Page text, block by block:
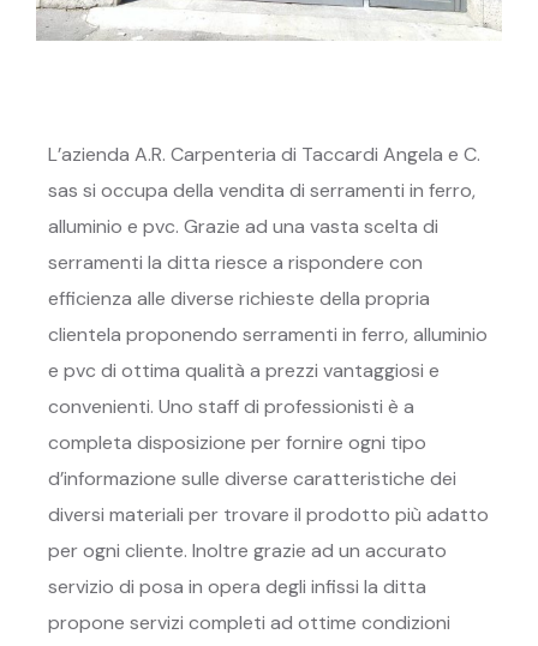
L’azienda A.R. Carpenteria di Taccardi Angela e C.
sas si occupa della vendita di serramenti in ferro,
alluminio e pvc. Grazie ad una vasta scelta di
serramenti la ditta riesce a rispondere con
efficienza alle diverse richieste della propria
clientela proponendo serramenti in ferro, alluminio
e pvc di ottima qualità a prezzi vantaggiosi e
convenienti. Uno staff di professionisti è a
completa disposizione per fornire ogni tipo
d’informazione sulle diverse caratteristiche dei
diversi materiali per trovare il prodotto più adatto
per ogni cliente. Inoltre grazie ad un accurato
servizio di posa in opera degli infissi la ditta
propone servizi completi ad ottime condizioni